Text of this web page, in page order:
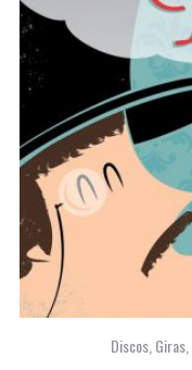
Discos, Giras,